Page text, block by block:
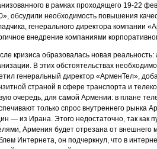
в рамках проходящего 19-22
обсудили необходимость повышения
генерального директора компании
внедрение компаниями
кризиса образовалась новая
В этих обстоятельствах
генеральный директор «АрменТел»,
страной в сфере транспорта и
очередь, для самой Армении: в плане
только спрос внутреннего рынка
— из Ирана. Этого недостаточно, так как
Армения будет отрезана от внешнего
Интернета, он подчеркнул, что в